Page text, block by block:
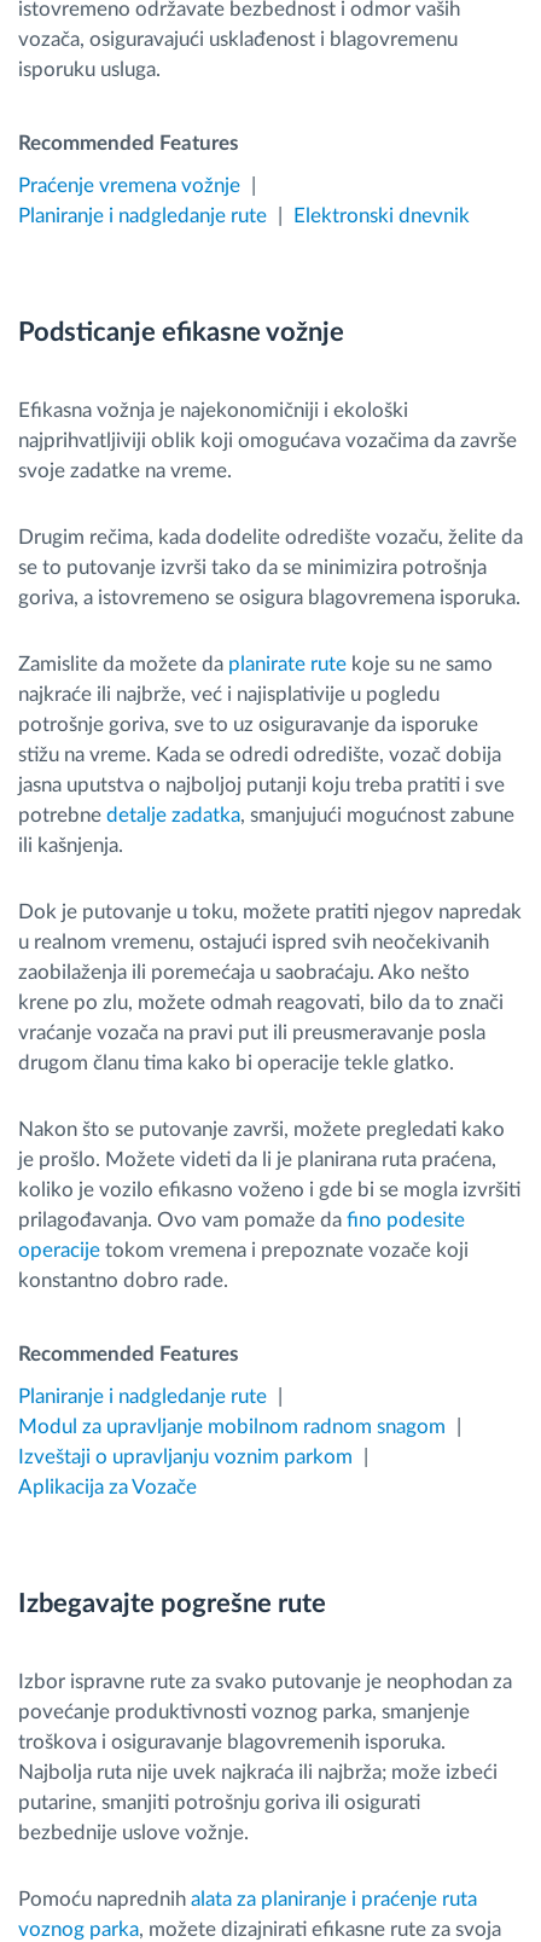
istovremeno održavate bezbednost i odmor vaših
vozača, osiguravajući usklađenost i blagovremenu
isporuku usluga.
Recommended Features
Praćenje vremena vožnje
Planiranje i nadgledanje rute
Elektronski dnevnik
Podsticanje efikasne vožnje
Efikasna vožnja je najekonomičniji i ekološki
najprihvatljiviji oblik koji omogućava vozačima da završe
svoje zadatke na vreme.
Drugim rečima, kada dodelite odredište vozaču, želite da
se to putovanje izvrši tako da se minimizira potrošnja
goriva, a istovremeno se osigura blagovremena isporuka.
Zamislite da možete da planirate rute koje su ne samo
najkraće ili najbrže, već i najisplativije u pogledu
potrošnje goriva, sve to uz osiguravanje da isporuke
stižu na vreme. Kada se odredi odredište, vozač dobija
jasna uputstva o najboljoj putanji koju treba pratiti i sve
potrebne detalje zadatka, smanjujući mogućnost zabune
ili kašnjenja.
Dok je putovanje u toku, možete pratiti njegov napredak
u realnom vremenu, ostajući ispred svih neočekivanih
zaobilaženja ili poremećaja u saobraćaju. Ako nešto
krene po zlu, možete odmah reagovati, bilo da to znači
vraćanje vozača na pravi put ili preusmeravanje posla
drugom članu tima kako bi operacije tekle glatko.
Nakon što se putovanje završi, možete pregledati kako
je prošlo. Možete videti da li je planirana ruta praćena,
koliko je vozilo efikasno voženo i gde bi se mogla izvršiti
prilagođavanja. Ovo vam pomaže da fino podesite
operacije tokom vremena i prepoznate vozače koji
konstantno dobro rade.
Recommended Features
Planiranje i nadgledanje rute
Modul za upravljanje mobilnom radnom snagom
Izveštaji o upravljanju voznim parkom
Aplikacija za Vozače
Izbegavajte pogrešne rute
Izbor ispravne rute za svako putovanje je neophodan za
povećanje produktivnosti voznog parka, smanjenje
troškova i osiguravanje blagovremenih isporuka.
Najbolja ruta nije uvek najkraća ili najbrža; može izbeći
putarine, smanjiti potrošnju goriva ili osigurati
bezbednije uslove vožnje.
Pomoću naprednih alata za planiranje i praćenje ruta
voznog parka, možete dizajnirati efikasne rute za svoja